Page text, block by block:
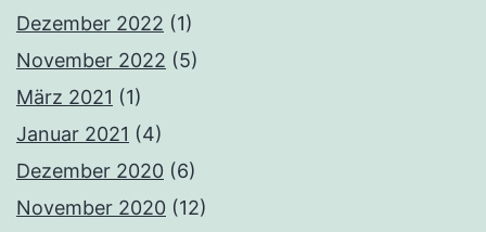
Dezember 2022 (1)
November 2022 (5)
März 2021 (1)
Januar 2021 (4)
Dezember 2020 (6)
November 2020 (12)